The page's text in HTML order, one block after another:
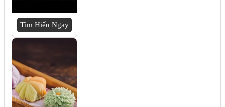
Tìm Hiểu Ngay